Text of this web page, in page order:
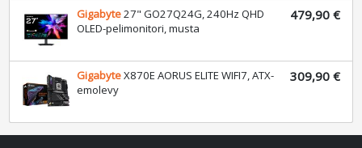
Gigabyte27" GO27Q24G, 240Hz QHD
OLED-pelimonitori, musta
479,90 €
GigabyteX870E AORUS ELITE WIFI7, ATX-
emolevy
309,90 €